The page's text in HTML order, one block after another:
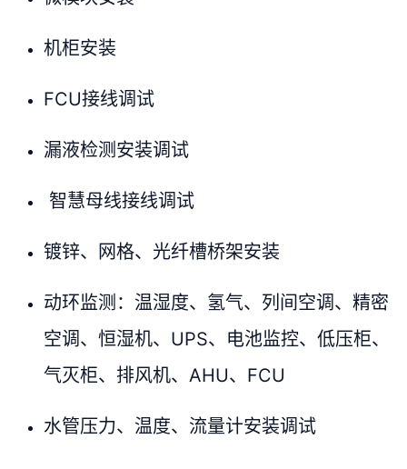
机柜安装
FCU接线调试
漏液检测安装调试
智慧母线接线调试
镀锌、网格、光纤槽桥架安装
动环监测：温湿度、氢气、列间空调、精密
空调、恒湿机、UPS、电池监控、低压柜、
气灭柜、排风机、AHU、FCU
水管压力、温度、流量计安装调试